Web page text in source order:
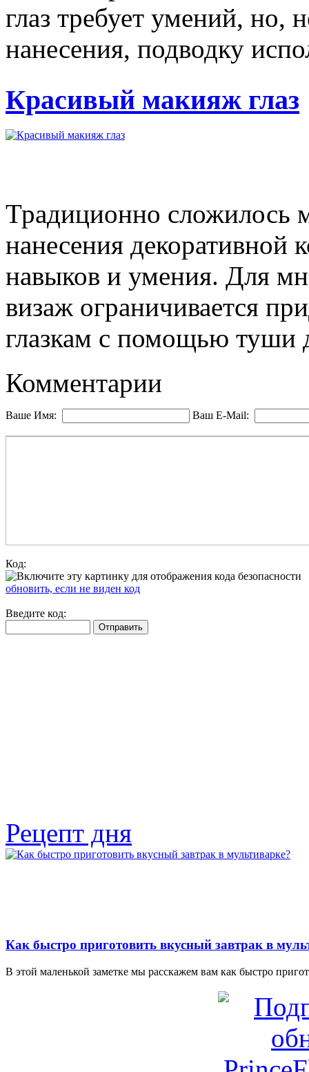
глаз требует умений, но,
нанесения, подводку
Красивый макияж глаз
Традиционно сложилось
нанесения декоративной
навыков и умения. Для
визаж ограничивается
глазкам с помощью туши
Комментарии
Ваше Имя: Ваш E-Mail:
Код:
обновить, если не виден код
Введите код:
Рецепт дня
Как быстро приготовить вкусный завтрак в
В этой маленькой заметке мы расскажем вам как быстро